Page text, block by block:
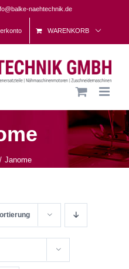
naehtechnik.de
WARENKORB
Janome